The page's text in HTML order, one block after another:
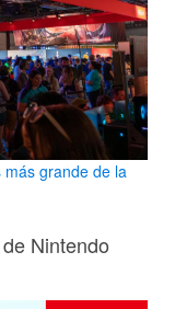
más grande de la
Nintendo